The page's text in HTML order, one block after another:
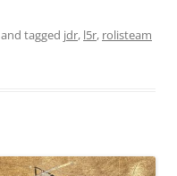
and tagged jdr, l5r, rolisteam